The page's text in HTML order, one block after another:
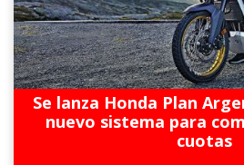
Se lanza Honda Plan
nuevo sistema para
cuotas